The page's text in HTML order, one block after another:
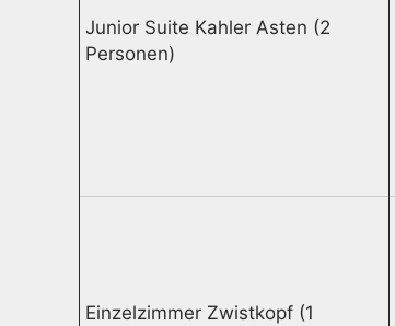
Junior Suite Kahler Asten (2
Personen)
Einzelzimmer Zwistkopf (1